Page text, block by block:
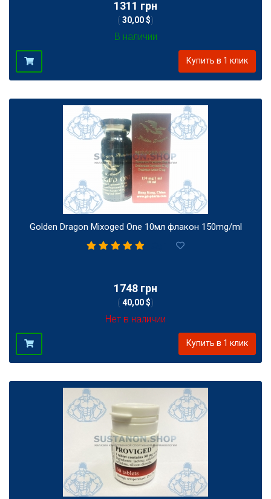
1311 грн
( 30,00 $)
В наличии
Купить в 1 клик
Golden Dragon Mixoged One 10мл флакон 150mg/ml
1748 грн
( 40,00 $)
Нет в наличии
Купить в 1 клик